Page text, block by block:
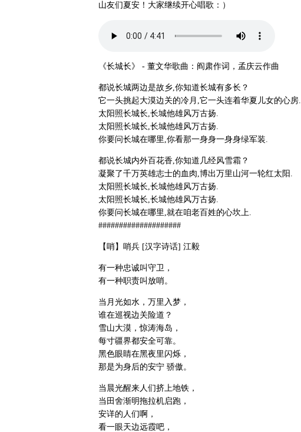
山友们夏安！大家继续开心唱歌：）
《长城长》 - 董文华歌曲：阎肃作词，孟庆云作曲
都说长城两边是故乡,你知道长城有多长？
它一头挑起大漠边关的冷月,它一头连着华夏儿女的心房.
太阳照长城长,长城他雄风万古扬.
太阳照长城长,长城他雄风万古扬.
你要问长城在哪里,你看那一身身一身身绿军装.
都说长城内外百花香,你知道几经风雪霜？
凝聚了千万英雄志士的血肉,博出万里山河一轮红太阳.
太阳照长城长,长城他雄风万古扬.
太阳照长城长,长城他雄风万古扬.
你要问长城在哪里,就在咱老百姓的心坎上.
####################
【哨】哨兵 [汉字诗话] 江毅
有一种忠诚叫守卫，
有一种职责叫放哨。
当月光如水，万里入梦，
谁在巡视边关险道？
雪山大漠，惊涛海岛，
每寸疆界都安全可靠。
黑色眼睛在黑夜里闪烁，
那是为身后的安宁 骄傲。
当晨光醒来人们挤上地铁，
当田舍渐明拖拉机启跑，
安详的人们啊，
看一眼天边远霞吧，